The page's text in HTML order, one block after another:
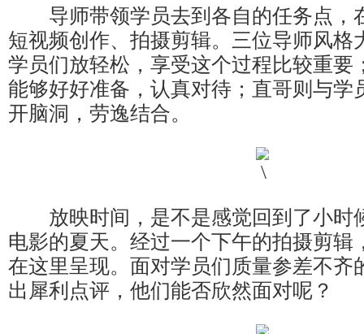
导师带领学员去到各自的任务点，
短视频创作、拍摄剪辑。三位导师风格
学员们放轻松，享受这个过程比较重要
能够好好准备，认真对待；直哥则与学
开脑洞，劳逸结合。
放映时间，是不是感觉回到了小时
电影的夏天。经过一个下午的拍摄剪辑
在这里呈现。面对学员们质量参差不齐
出犀利点评，他们能否欣然面对呢？